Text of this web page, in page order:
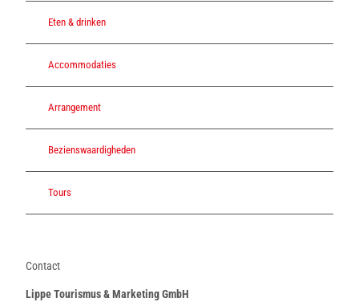
Eten & drinken
Accommodaties
Arrangement
Bezienswaardigheden
Tours
Contact
Lippe Tourismus & Marketing GmbH